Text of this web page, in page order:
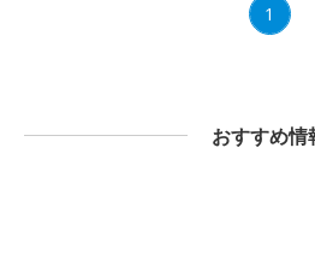
1
おすすめ情